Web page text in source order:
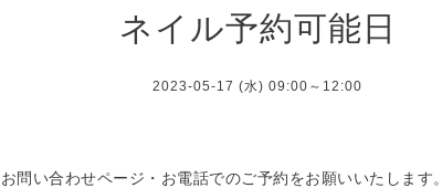
ネイル予約可能日
2023-05-17 (水) 09:00～12:00
お問い合わせページ・お電話でのご予約をお願いいたします。